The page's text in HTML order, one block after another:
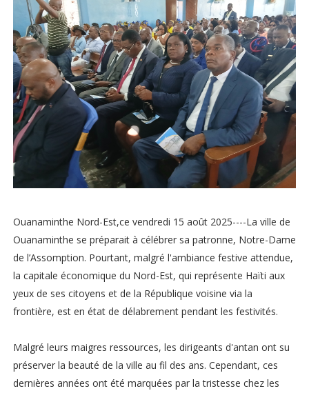
Ouanaminthe Nord-Est,ce vendredi 15 août 2025----La ville de
Ouanaminthe se préparait à célébrer sa patronne, Notre-Dame
de l’Assomption. Pourtant, malgré l'ambiance festive attendue,
la capitale économique du Nord-Est, qui représente Haïti aux
yeux de ses citoyens et de la République voisine via la
frontière, est en état de délabrement pendant les festivités.
Malgré leurs maigres ressources, les dirigeants d'antan ont su
préserver la beauté de la ville au fil des ans. Cependant, ces
dernières années ont été marquées par la tristesse chez les